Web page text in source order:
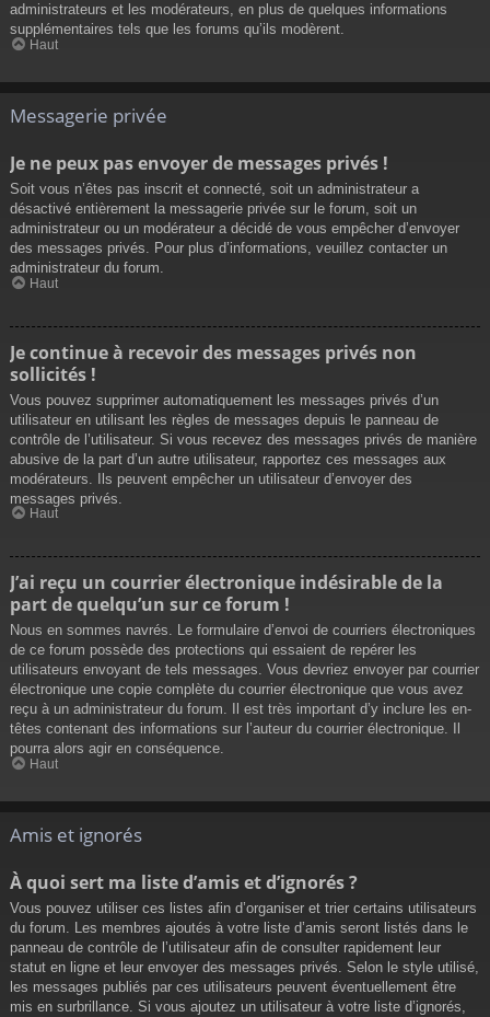
administrateurs et les modérateurs, en plus de quelques informations
supplémentaires tels que les forums qu’ils modèrent.
Haut
Messagerie privée
Je ne peux pas envoyer de messages privés !
Soit vous n’êtes pas inscrit et connecté, soit un administrateur a
désactivé entièrement la messagerie privée sur le forum, soit un
administrateur ou un modérateur a décidé de vous empêcher d’envoyer
des messages privés. Pour plus d’informations, veuillez contacter un
administrateur du forum.
Haut
Je continue à recevoir des messages privés non
sollicités !
Vous pouvez supprimer automatiquement les messages privés d’un
utilisateur en utilisant les règles de messages depuis le panneau de
contrôle de l’utilisateur. Si vous recevez des messages privés de manière
abusive de la part d’un autre utilisateur, rapportez ces messages aux
modérateurs. Ils peuvent empêcher un utilisateur d’envoyer des
messages privés.
Haut
J’ai reçu un courrier électronique indésirable de la
part de quelqu’un sur ce forum !
Nous en sommes navrés. Le formulaire d’envoi de courriers électroniques
de ce forum possède des protections qui essaient de repérer les
utilisateurs envoyant de tels messages. Vous devriez envoyer par courrier
électronique une copie complète du courrier électronique que vous avez
reçu à un administrateur du forum. Il est très important d’y inclure les en-
têtes contenant des informations sur l’auteur du courrier électronique. Il
pourra alors agir en conséquence.
Haut
Amis et ignorés
À quoi sert ma liste d’amis et d’ignorés ?
Vous pouvez utiliser ces listes afin d’organiser et trier certains utilisateurs
du forum. Les membres ajoutés à votre liste d’amis seront listés dans le
panneau de contrôle de l’utilisateur afin de consulter rapidement leur
statut en ligne et leur envoyer des messages privés. Selon le style utilisé,
les messages publiés par ces utilisateurs peuvent éventuellement être
mis en surbrillance. Si vous ajoutez un utilisateur à votre liste d’ignorés,